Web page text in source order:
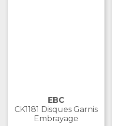
EBC
CK1181 Disques Garnis
Embrayage